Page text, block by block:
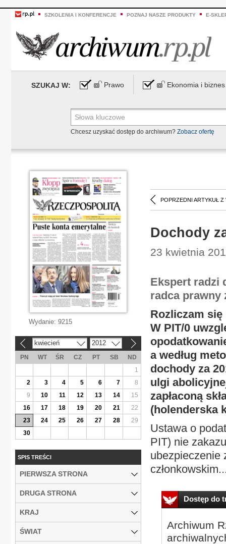
SZKOLENIA I KONFERENCJE POZNAJ NASZE PRODUKTY E-
SZUKAJ W: Prawo Ekonomia i biznes
Chcesz uzyskać dostęp do archiwum? Zobacz ofertę
POPRZEDNI ARTYKUŁ Z
Dochody
23 kwietnia
Ekspert radzi
radca prawny
Rozliczam się
W PIT/0
a według
dochody za
ulgi
zapłaconą
(holenderska
Ustawa o
PIT) nie
ubezpieczenie
Dostęp do
Archiwum
Wydanie: 9215
kwiecień 2012
PN WT ŚR CZ PT SB
ND
1
2
3 4 5 6 7
8
9
10 11 12 13 14
15
16
17 18 19 20 21
22
23
24 25 26 27 28
29
30
SPIS TREŚCI
PIERWSZA STRONA
DRUGA STRONA
KRAJ
ŚWIAT